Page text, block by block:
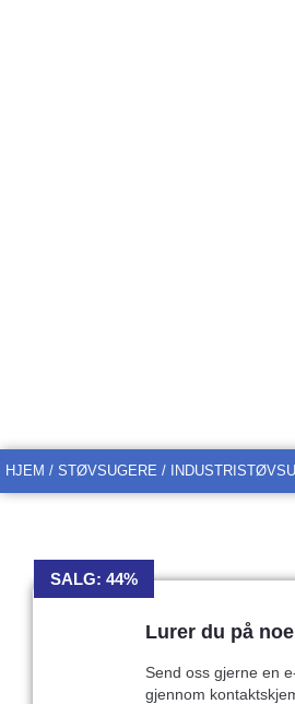
HJEM / STØVSUGERE /
SALG: 44%
Lurer du på
Send oss gjerne en
gjennom